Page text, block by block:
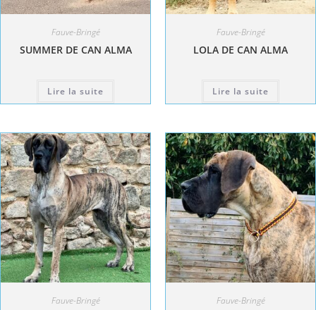
Fauve-Bringé
SUMMER DE CAN ALMA
Lire la suite
Fauve-Bringé
LOLA DE CAN ALMA
Lire la suite
Fauve-Bringé Fauve-Bringé